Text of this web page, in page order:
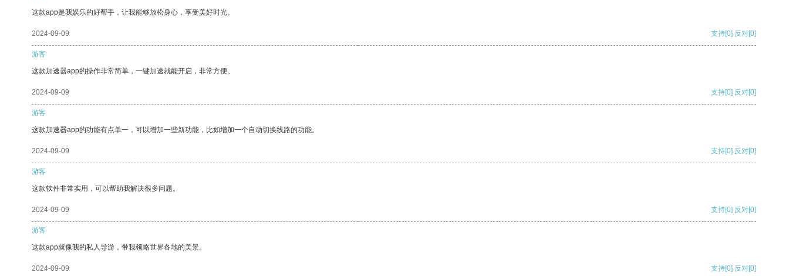
这款app是我娱乐的好帮手，让我能够放松身心，享受美好时光。
2024-09-09 支持[0] 反对[0]
游客
这款加速器app的操作非常简单，一键加速就能开启，非常方便。
2024-09-09 支持[0] 反对[0]
游客
这款加速器app的功能有点单一，可以增加一些新功能，比如增加一个自动切换线路的功能。
2024-09-09 支持[0] 反对[0]
游客
这款软件非常实用，可以帮助我解决很多问题。
2024-09-09 支持[0] 反对[0]
游客
这款app就像我的私人导游，带我领略世界各地的美景。
2024-09-09 支持[0] 反对[0]